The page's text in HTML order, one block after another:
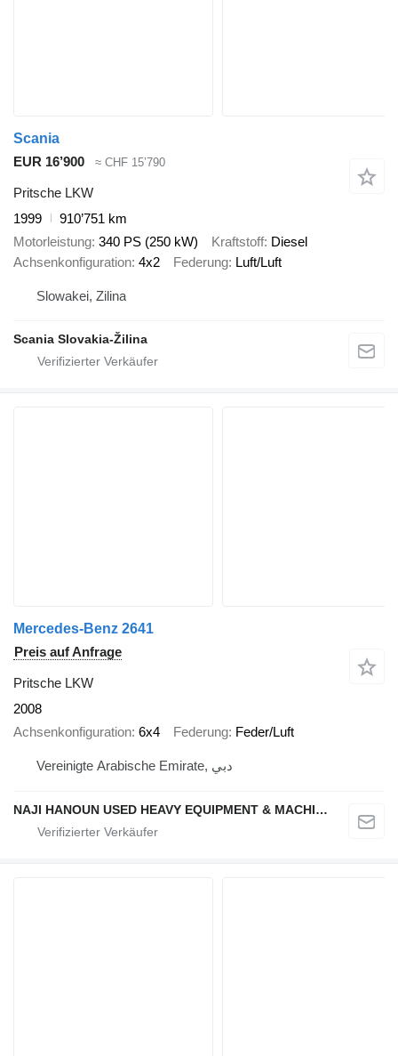
Scania
EUR 16’900
≈ CHF 15’790
Pritsche LKW
1999
910’751 km
Motorleistung 340 PS (250 kW) Kraftstoff Diesel
Achsenkonfiguration 4x2 Federung Luft/Luft
Slowakei, Zilina
Scania Slovakia-Žilina
Mercedes-Benz 2641
Preis auf Anfrage
Pritsche LKW
2008
Achsenkonfiguration 6x4 Federung Feder/Luft
Vereinigte Arabische Emirate, دبي
NAJI HANOUN USED HEAVY EQUIPMENT & MACHINERY TRADING CO LLC